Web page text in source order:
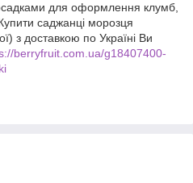
для оформлення клумб,
саджанці морозця
з доставкою по Україні Ви
berryfruit.com.ua/g18407400-